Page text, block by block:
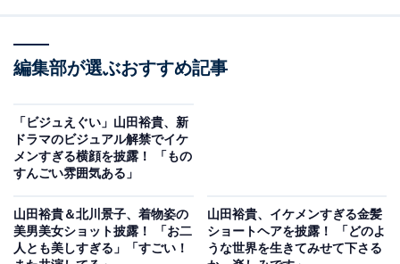
編集部が選ぶおすすめ記事
「ビジュえぐい」山田裕貴、新
ドラマのビジュアル解禁でイケ
メンすぎる横顔を披露！ 「もの
すんごい雰囲気ある」
山田裕貴＆北川景子、着物姿の
美男美女ショット披露！ 「お二
人とも美しすぎる」「すごい！
山田裕貴、イケメンすぎる金髪
ショートヘアを披露！ 「どのよ
うな世界を生きてみせて下さる